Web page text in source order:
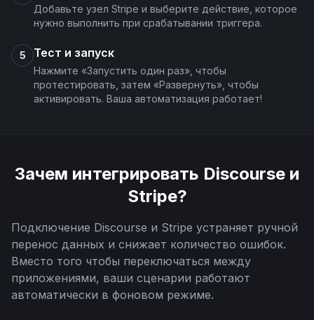
Добавьте узел Stripe и выберите действие, которое
нужно выполнить при срабатывании триггера.
5 Тест и запуск
Нажмите «Запустить один раз», чтобы
протестировать, затем «Развернуть», чтобы
активировать. Ваша автоматизация работает!
Зачем интегрировать Discourse и
Stripe?
Подключение Discourse и Stripe устраняет ручной
перенос данных и снижает количество ошибок.
Вместо того чтобы переключаться между
приложениями, ваши сценарии работают
автоматически в фоновом режиме.